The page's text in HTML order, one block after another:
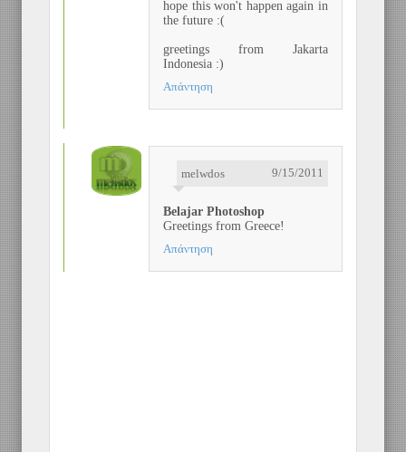
hope this won't happen again in
the future :(
greetings from Jakarta
Indonesia :)
Απάντηση
melwdos 9/15/2011
Belajar Photoshop
Greetings from Greece!
Απάντηση